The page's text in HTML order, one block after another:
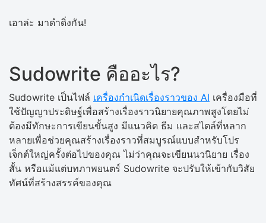
เอาล่ะ มาดำดิ่งกัน!
Sudowrite คืออะไร?
Sudowrite เป็นไฟล์ เครื่องกำเนิดเรื่องราวของ AI เครื่องมือที่
ใช้ปัญญาประดิษฐ์เพื่อสร้างเรื่องราวนิยายคุณภาพสูงโดยไม่
ต้องมีทักษะการเขียนขั้นสูง มีแนวคิด ธีม และสไตล์ที่หลาก
หลายเพื่อช่วยคุณสร้างเรื่องราวที่สมบูรณ์แบบสำหรับโปร
เจ็กต์ใหญ่ครั้งต่อไปของคุณ ไม่ว่าคุณจะเขียนนวนิยาย เรื่อง
สั้น หรือแม้แต่บทภาพยนตร์ Sudowrite จะปรับให้เข้ากับวิสัย
ทัศน์ที่สร้างสรรค์ของคุณ